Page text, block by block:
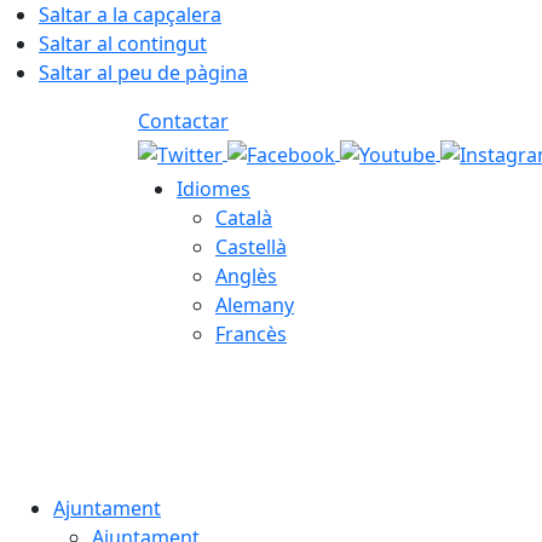
Saltar a la capçalera
Saltar al contingut
Saltar al peu de pàgina
Contactar
Idiomes
Català
Castellà
Anglès
Alemany
Francès
Ajuntament